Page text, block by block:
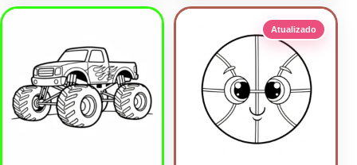
Atualizado